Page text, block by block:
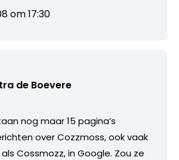
om 17:30
de Boevere
nog maar 15 pagina’s
over Cozzmoss, ook vaak
Cossmozz, in Google. Zou ze